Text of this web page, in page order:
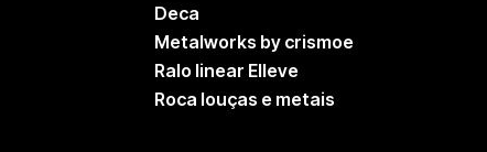
Deca
Metalworks by crismoe
Ralo linear Elleve
Roca louças e metais